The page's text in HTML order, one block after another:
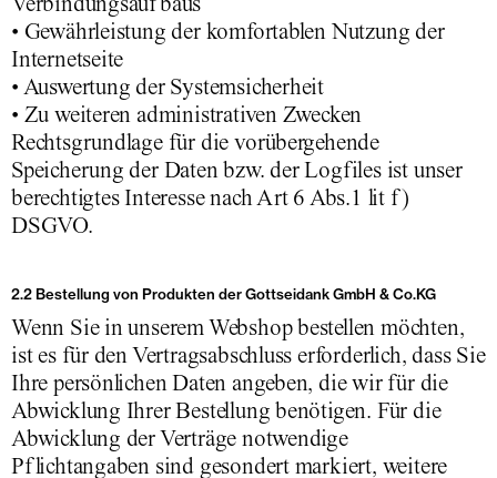
• Gewährleistung der komfortablen Nutzung der
Internetseite
• Auswertung der Systemsicherheit
• Zu weiteren administrativen Zwecken
Rechtsgrundlage für die vorübergehende
Speicherung der Daten bzw. der Logfiles ist unser
berechtigtes Interesse nach Art 6 Abs.1 lit f)
DSGVO.
2.2 Bestellung von Produkten der Gottseidank GmbH & Co.KG
Wenn Sie in unserem Webshop bestellen möchten,
ist es für den Vertragsabschluss erforderlich, dass Sie
Ihre persönlichen Daten angeben, die wir für die
Abwicklung Ihrer Bestellung benötigen. Für die
Abwicklung der Verträge notwendige
Pflichtangaben sind gesondert markiert, weitere